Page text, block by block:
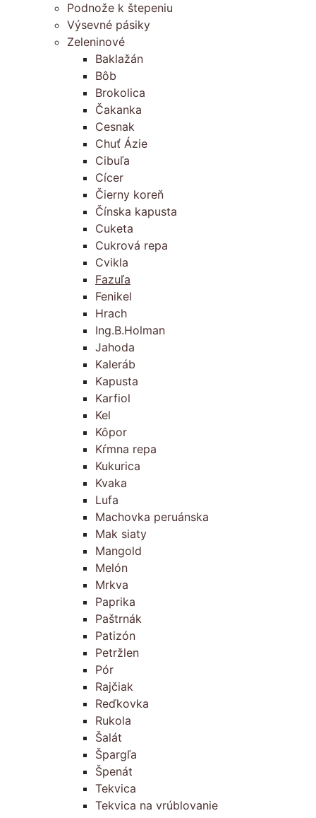
Podnože k štepeniu
Výsevné pásiky
Zeleninové
Baklažán
Bôb
Brokolica
Čakanka
Cesnak
Chuť Ázie
Cibuľa
Cícer
Čierny koreň
Čínska kapusta
Cuketa
Cukrová repa
Cvikla
Fazuľa
Fenikel
Hrach
Ing.B.Holman
Jahoda
Kaleráb
Kapusta
Karfiol
Kel
Kôpor
Kŕmna repa
Kukurica
Kvaka
Lufa
Machovka peruánska
Mak siaty
Mangold
Melón
Mrkva
Paprika
Paštrnák
Patizón
Petržlen
Pór
Rajčiak
Reďkovka
Rukola
Šalát
Špargľa
Špenát
Tekvica
Tekvica na vrúblovanie